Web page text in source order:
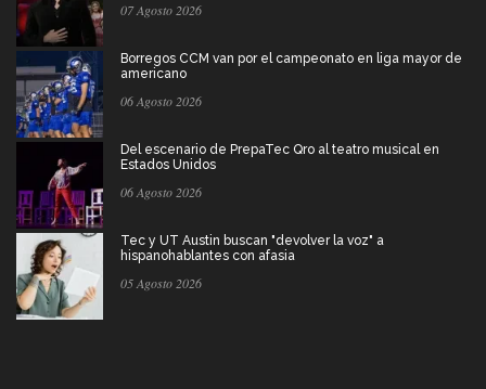
07 Agosto 2026
Borregos CCM van por el campeonato en liga mayor de
americano
06 Agosto 2026
Del escenario de PrepaTec Qro al teatro musical en
Estados Unidos
06 Agosto 2026
Tec y UT Austin buscan "devolver la voz" a
hispanohablantes con afasia
05 Agosto 2026